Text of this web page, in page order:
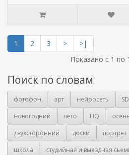
1 2 3 >
>|
Показано с 1 по
Поиск по словам
фотофон арт нейросеть
новогодний
лето HQ осень
двухсторонний
доски портрет
школа
студийная и выездная